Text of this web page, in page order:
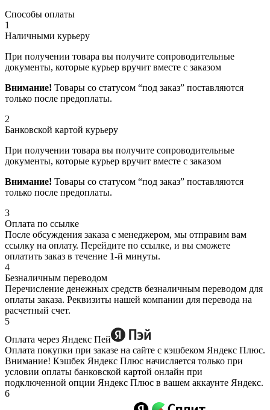
Способы оплаты
1
Наличными курьеру
При получении товара вы получите сопроводительные
документы, которые курьер вручит вместе с заказом
Внимание! Товары со статусом “под заказ” поставляются
только после предоплаты.
2
Банковской картой курьеру
При получении товара вы получите сопроводительные
документы, которые курьер вручит вместе с заказом
Внимание! Товары со статусом “под заказ” поставляются
только после предоплаты.
3
Оплата по ссылке
После обсуждения заказа с менеджером, мы отправим вам
ссылку на оплату. Перейдите по ссылке, и вы сможете
оплатить заказ в течение 1-й минуты.
4
Безналичным переводом
Перечисление денежных средств безналичным переводом для
оплаты заказа. Реквизиты нашей компании для перевода на
расчетный счет.
5
Оплата через Яндекс Пей
Оплата покупки при заказе на сайте с кэшбеком Яндекс Плюс.
Внимание! Кэшбек Яндекс Плюс начисляется только при
условии оплаты банковской картой онлайн при
подключенной опции Яндекс Плюс в вашем аккаунте Яндекс.
6